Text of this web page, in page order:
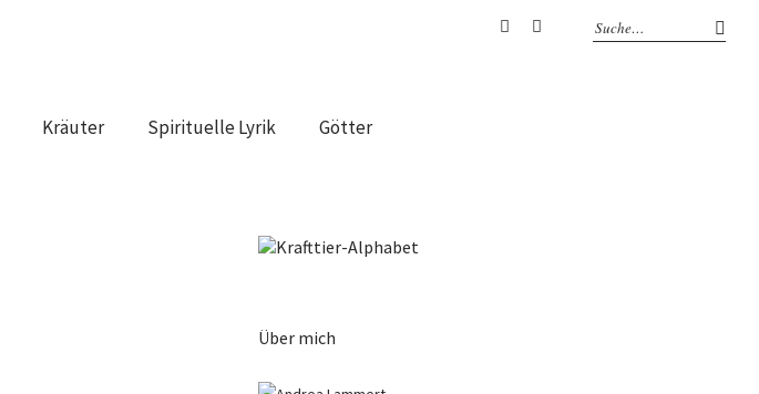
Kräuter Spirituelle Lyrik Götter
Über mich